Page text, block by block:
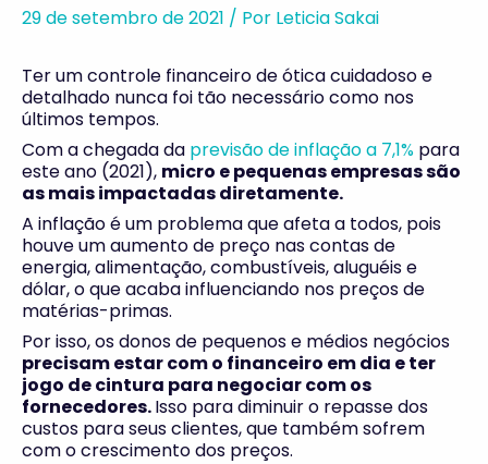
29 de setembro de 2021 / Por Leticia Sakai
Ter um controle financeiro de ótica cuidadoso e
detalhado nunca foi tão necessário como nos
últimos tempos.
Com a chegada da previsão de inflação a 7,1% para
este ano (2021), micro e pequenas empresas são
as mais impactadas diretamente.
A inflação é um problema que afeta a todos, pois
houve um aumento de preço nas contas de
energia, alimentação, combustíveis, aluguéis e
dólar, o que acaba influenciando nos preços de
matérias-primas.
Por isso, os donos de pequenos e médios negócios
precisam estar com o financeiro em dia e ter
jogo de cintura para negociar com os
fornecedores.Isso para diminuir o repasse dos
custos para seus clientes, que também sofrem
com o crescimento dos preços.